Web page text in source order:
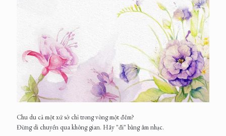
Chu du cả một xứ sở chỉ trong vòng một đêm?
Đừng di chuyển qua không gian. Hãy "đi" bằng âm nhạc.